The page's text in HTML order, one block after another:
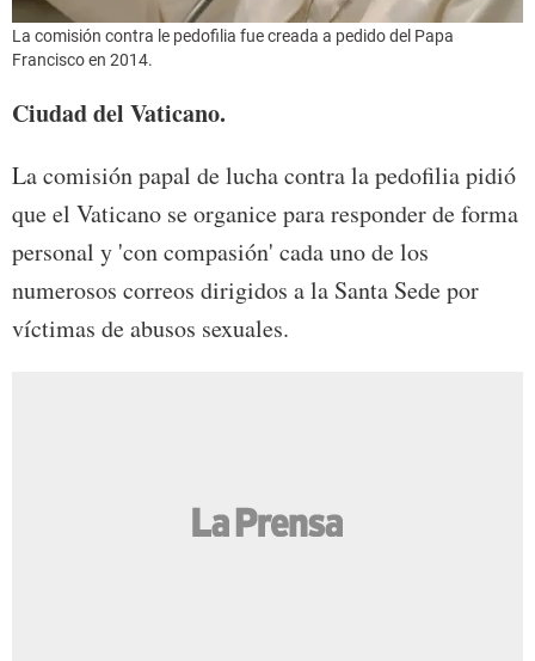
La comisión contra le pedofilia fue creada a pedido del Papa
Francisco en 2014.
Ciudad del Vaticano.
La comisión papal de lucha contra la pedofilia pidió
que el Vaticano se organice para responder de forma
personal y 'con compasión' cada uno de los
numerosos correos dirigidos a la Santa Sede por
víctimas de abusos sexuales.